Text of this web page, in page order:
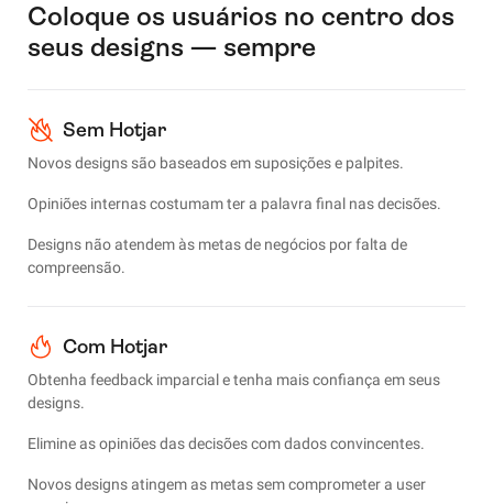
Coloque os usuários no centro dos
seus designs — sempre
Sem Hotjar
Novos designs são baseados em suposições e palpites.
Opiniões internas costumam ter a palavra final nas decisões.
Designs não atendem às metas de negócios por falta de
compreensão.
Com Hotjar
Obtenha feedback imparcial e tenha mais confiança em seus
designs.
Elimine as opiniões das decisões com dados convincentes.
Novos designs atingem as metas sem comprometer a user